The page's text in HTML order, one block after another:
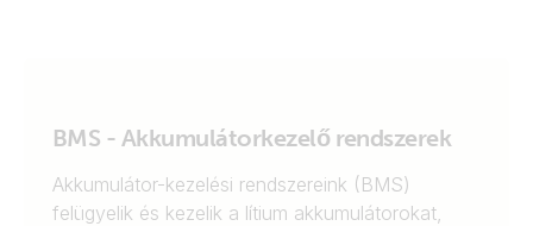
BMS - Akkumulátorkezelő rendszerek
Akkumulátor-kezelési rendszereink (BMS)
felügyelik és kezelik a lítium akkumulátorokat,